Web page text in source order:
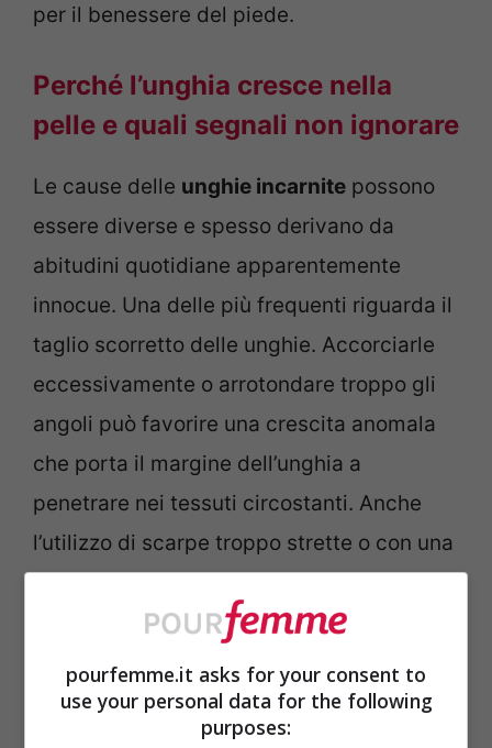
per il benessere del piede.
Perché l’unghia cresce nella
pelle e quali segnali non ignorare
Le cause delle unghie incarnite possono
essere diverse e spesso derivano da
abitudini quotidiane apparentemente
innocue. Una delle più frequenti riguarda il
taglio scorretto delle unghie. Accorciarle
eccessivamente o arrotondare troppo gli
angoli può favorire una crescita anomala
che porta il margine dell’unghia a
penetrare nei tessuti circostanti. Anche
l’utilizzo di scarpe troppo strette o con una
pressione costante sulle dita, aumentando
il rischio di sviluppare il problema.
Tra gli altri fattori predisponenti rientrano
pourfemme.it asks for your consent to
use your personal data for the following
purposes: